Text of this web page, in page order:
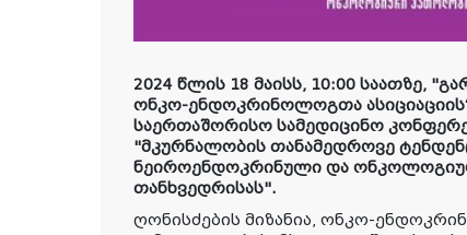
2024 წლის 18 მაისს, 10:00 საათზე, "
ონკო-ენდოკრინოლოგთა ასიციაციის
საერთაშორისო სამედიცინო
"მკურნალობის თანამედროვე
ნეიროენდოკრინული და
თანხვედრისას".
ღონისძების მიზანია, ონკო-